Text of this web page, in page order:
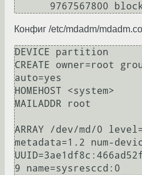
Конфиг /etc/mdadm/
DEVICE partition
CREATE owner=root
auto=yes
HOMEHOST <system>
MAILADDR root
ARRAY /dev/md/0
metadata=1.2 num-
9 name=sysresccd:0